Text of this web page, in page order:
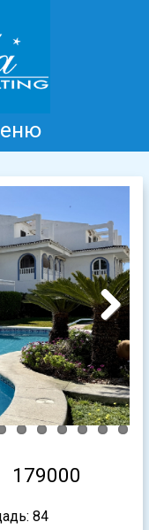
Продажа
информация
Next
179000
84